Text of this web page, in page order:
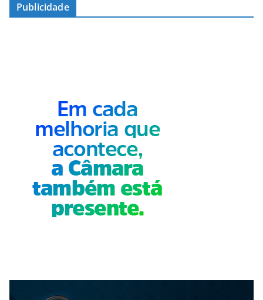
Publicidade